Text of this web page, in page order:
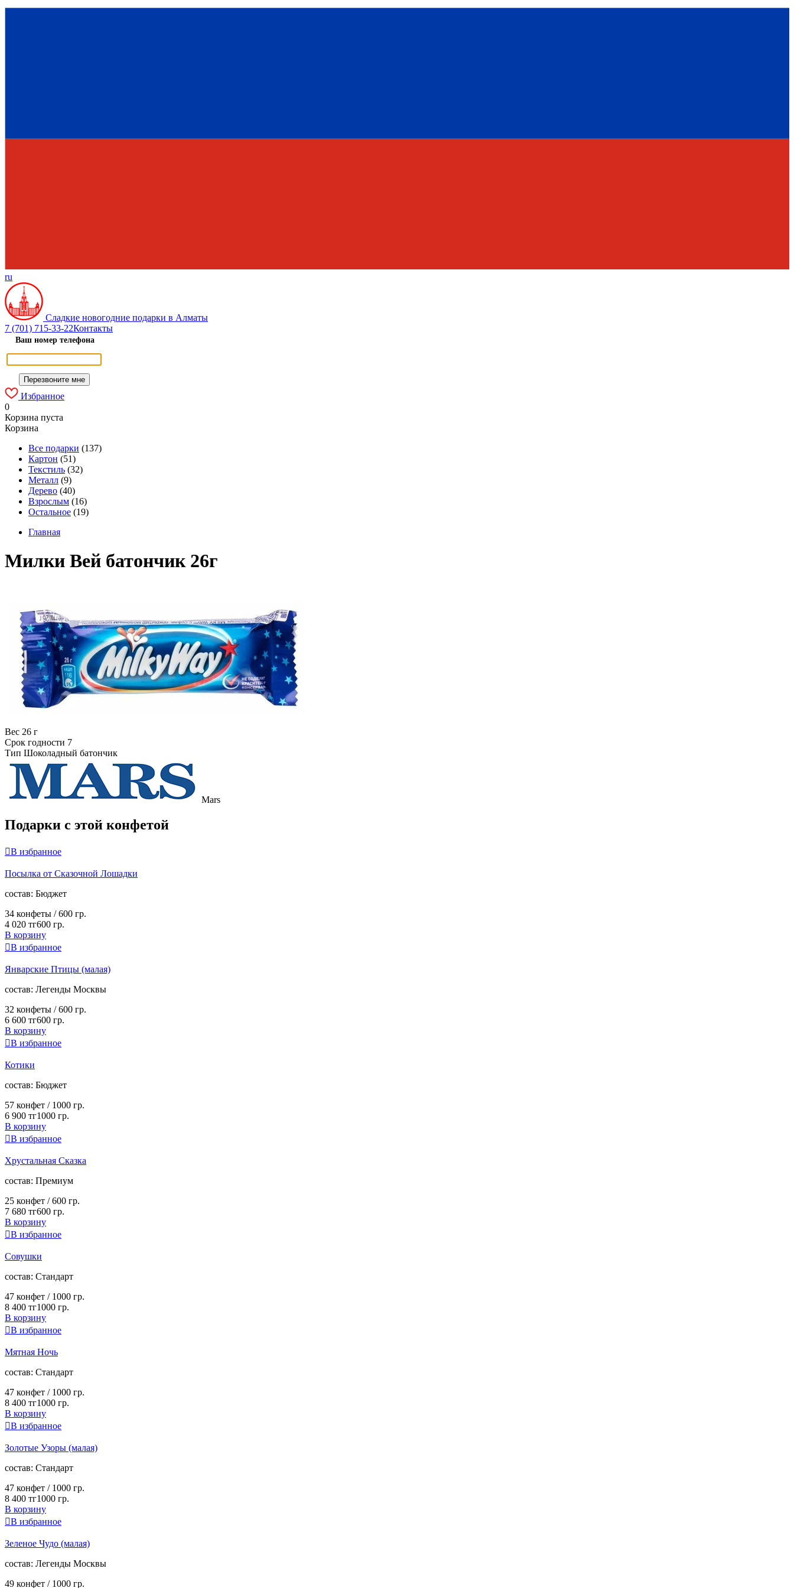
ru
Сладкие новогодние подарки в Алматы
7 (701) 715-33-22Контакты
Ваш номер телефона
Избранное
0
Корзина пуста
Корзина
Все подарки (137)
Картон (51)
Текстиль (32)
Металл (9)
Дерево (40)
Взрослым (16)
Остальное (19)
Главная
Милки Вей батончик 26г
Вес 26 г
Срок годности 7
Тип Шоколадный батончик
Mars
Подарки с этой конфетой
В избранное
Посылка от Сказочной Лошадки
cостав: Бюджет
34 конфеты /600 гр.
4 020 тг600 гр.
В корзину
В избранное
Январские Птицы (малая)
cостав: Легенды Москвы
32 конфеты /600 гр.
6 600 тг600 гр.
В корзину
В избранное
Котики
cостав: Бюджет
57 конфет / 1000 гр.
6 900 тг1000 гр.
В корзину
В избранное
Хрустальная Сказка
cостав: Премиум
25 конфет /600 гр.
7 680 тг600 гр.
В корзину
В избранное
Совушки
cостав: Стандарт
47 конфет / 1000 гр.
8 400 тг1000 гр.
В корзину
В избранное
Мятная Ночь
cостав: Стандарт
47 конфет / 1000 гр.
8 400 тг1000 гр.
В корзину
В избранное
Золотые Узоры (малая)
cостав: Стандарт
47 конфет / 1000 гр.
8 400 тг1000 гр.
В корзину
В избранное
Зеленое Чудо (малая)
cостав: Легенды Москвы
49 конфет / 1000 гр.